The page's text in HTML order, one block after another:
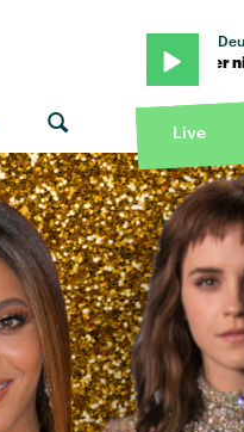
· "Summer nights" von
Live